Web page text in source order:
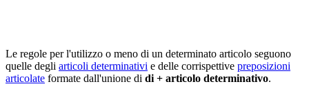
Le regole per l'utilizzo o meno di un determinato articolo seguono
quelle degli articoli determinativi e delle corrispettive preposizioni
articolate formate dall'unione di di + articolo determinativo.